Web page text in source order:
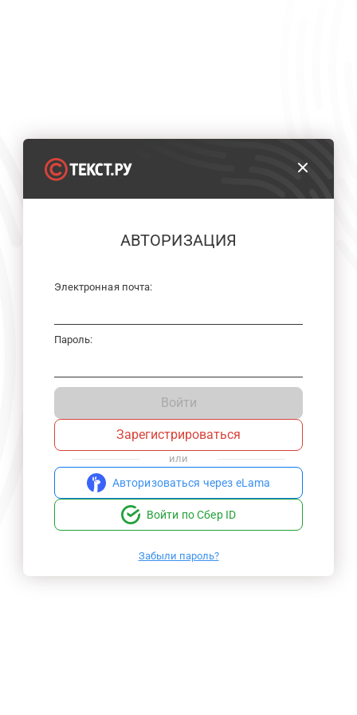
АВТОРИЗАЦИЯ
Электронная почта:
Пароль:
Войти
Зарегистрироваться
или
Авторизоваться через eLama
Войти по Сбер ID
Забыли пароль?